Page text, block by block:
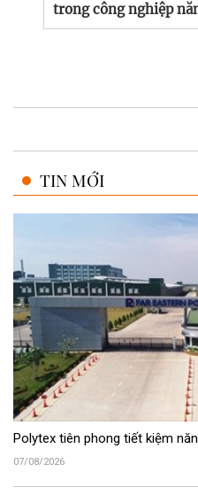
trong công nghiệp
TIN MỚI
Polytex tiên phong tiết kiệm
07/08/2026